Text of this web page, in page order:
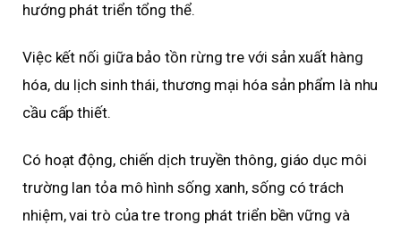
hướng phát triển tổng thể.
Việc kết nối giữa bảo tồn rừng tre với sản xuất hàng
hóa, du lịch sinh thái, thương mại hóa sản phẩm là nhu
cầu cấp thiết.
Có hoạt động, chiến dịch truyền thông, giáo dục môi
trường lan tỏa mô hình sống xanh, sống có trách
nhiệm, vai trò của tre trong phát triển bền vững và